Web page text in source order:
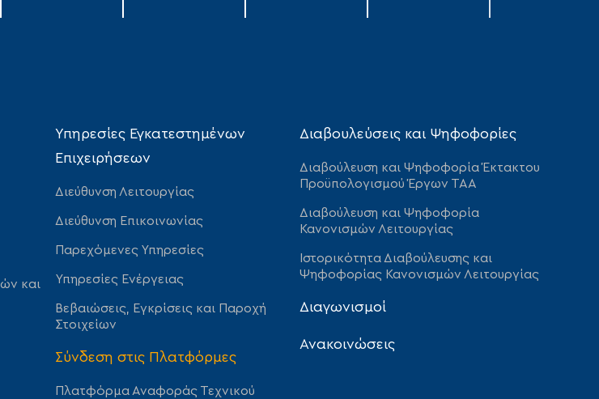
και
Υπηρεσίες Εγκατεστημένων
Επιχειρήσεων
Διεύθυνση Λειτουργίας
Διεύθυνση Επικοινωνίας
Παρεχόμενες Υπηρεσίες
Υπηρεσίες Ενέργειας
Βεβαιώσεις, Εγκρίσεις και Παροχή
Στοιχείων
Σύνδεση στις Πλατφόρμες
Πλατφόρμα Αναφοράς Τεχνικού
Διαβουλεύσεις και Ψηφοφορίες
Διαβούλευση και Ψηφοφορία Έκτακτου
Προϋπολογισμού Έργων ΤΑΑ
Διαβούλευση και Ψηφοφορία
Κανονισμών Λειτουργίας
Ιστορικότητα Διαβούλευσης και
Ψηφοφορίας Κανονισμών Λειτουργίας
Διαγωνισμοί
Ανακοινώσεις